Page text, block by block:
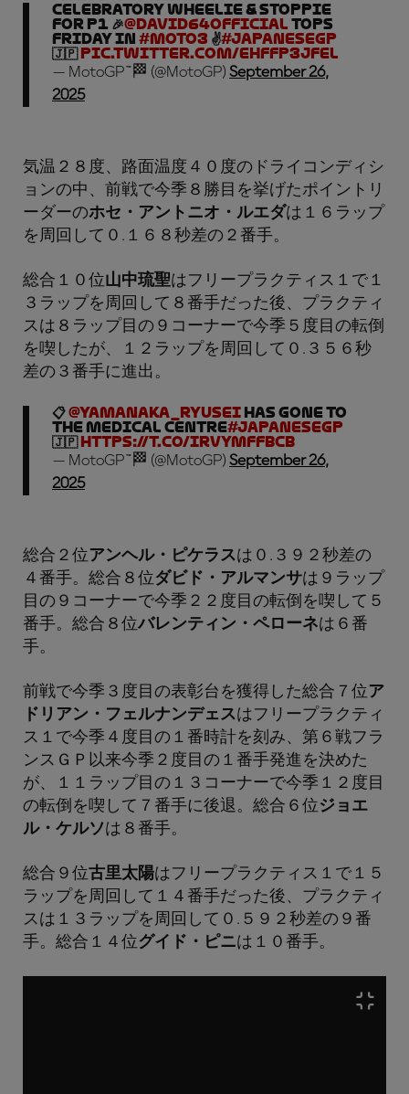
Celebratory wheelie & stoppie
for P1 🎉@david64official tops
Friday in #Moto3 ✌️#JapaneseGP
🇯🇵pic.twitter.com/eHffp3jFel
— MotoGP™🏁 (@MotoGP) September 26,
2025
気温２８度、路面温度４０度のドライコンディシ
ョンの中、前戦で今季８勝目を挙げたポイントリ
ーダーのホセ・アントニオ・ルエダは１６ラップ
を周回して０.１６８秒差の２番手。
総合１０位山中琉聖はフリープラクティス１で１
３ラップを周回して８番手だった後、プラクティ
スは８ラップ目の９コーナーで今季５度目の転倒
を喫したが、１２ラップを周回して０.３５６秒
差の３番手に進出。
📋@yamanaka_ryusei has gone to
the medical centre#JapaneseGP
🇯🇵https://t.co/iRvYmffBCB
— MotoGP™🏁 (@MotoGP) September 26,
2025
総合２位アンヘル・ピケラスは０.３９２秒差の
４番手。総合８位ダビド・アルマンサは９ラップ
目の９コーナーで今季２２度目の転倒を喫して５
番手。総合８位バレンティン・ペローネは６番
手。
前戦で今季３度目の表彰台を獲得した総合７位ア
ドリアン・フェルナンデェスはフリープラクティ
ス１で今季４度目の１番時計を刻み、第６戦フラ
ンスＧＰ以来今季２度目の１番手発進を決めた
が、１１ラップ目の１３コーナーで今季１２度目
の転倒を喫して７番手に後退。総合６位ジョエ
ル・ケルソは８番手。
総合９位古里太陽はフリープラクティス１で１５
ラップを周回して１４番手だった後、プラクティ
スは１３ラップを周回して０.５９２秒差の９番
手。総合１４位グイド・ピニは１０番手。